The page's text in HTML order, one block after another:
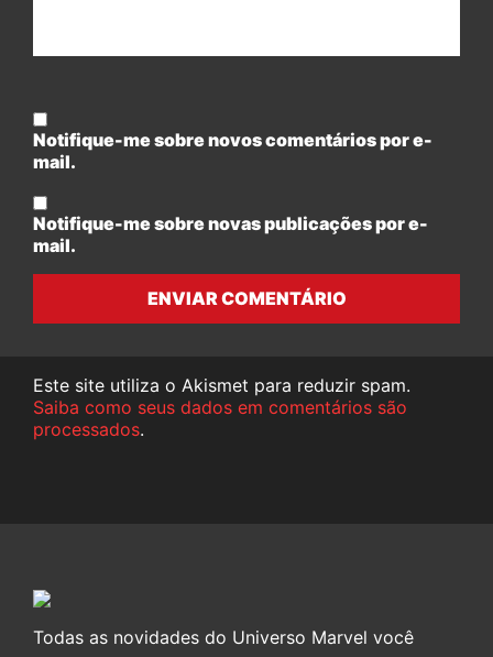
Notifique-me sobre novos comentários por e-
mail.
Notifique-me sobre novas publicações por e-
mail.
ENVIAR COMENTÁRIO
Este site utiliza o Akismet para reduzir spam.
Saiba como seus dados em comentários são
processados.
Todas as novidades do Universo Marvel você